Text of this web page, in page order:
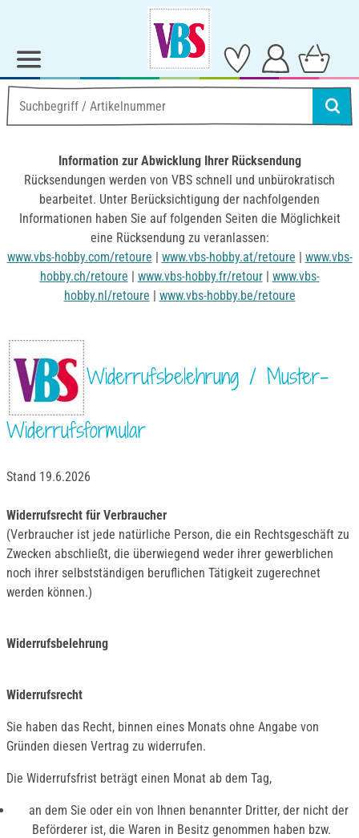
Information zur Abwicklung Ihrer Rücksendung
Rücksendungen werden von VBS schnell und unbürokratisch
bearbeitet. Unter Berücksichtigung der nachfolgenden
Informationen haben Sie auf folgenden Seiten die Möglichkeit
eine Rücksendung zu veranlassen:
www.vbs-hobby.com/retoure | www.vbs-hobby.at/retoure | www.vbs-
hobby.ch/retoure | www.vbs-hobby.fr/retour| www.vbs-
hobby.nl/retoure | www.vbs-hobby.be/retoure
Widerrufsbelehrung / Muster-
Widerrufsformular
Stand 19.6.2026
Widerrufsrecht für Verbraucher
(Verbraucher ist jede natürliche Person, die ein Rechtsgeschäft zu
Zwecken abschließt, die überwiegend weder ihrer gewerblichen
noch ihrer selbstständigen beruflichen Tätigkeit zugerechnet
werden können.)
Widerrufsbelehrung
Widerrufsrecht
Sie haben das Recht, binnen eines Monats ohne Angabe von
Gründen diesen Vertrag zu widerrufen.
Die Widerrufsfrist beträgt einen Monat ab dem Tag,
an dem Sie oder ein von Ihnen benannter Dritter, der nicht der
Beförderer ist, die Waren in Besitz genommen haben bzw.